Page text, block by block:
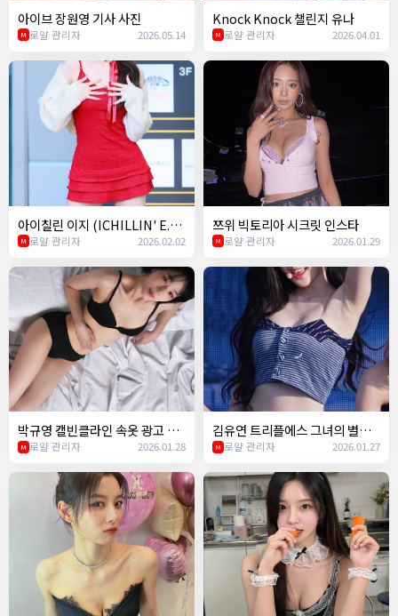
아이브 장원영 기사 사진
M 로얄 관리자 2026.05.14
Knock Knock 챌린지 유나
M 로얄 관리자 2026.04.01
아이칠린 이지 (ICHILLIN' E.JI)
- Easy (르세라핌) 챌린지
M 로얄 관리자 2026.02.02
쯔위 빅토리아 시크릿 인스타
M 로얄 관리자 2026.01.29
박규영 캘빈클라인 속옷 광고 ㄷ
ㄷ
M 로얄 관리자 2026.01.28
김유연 트리플에스 그녀의 별명
이 띨띨좌인 이유ㅋㅋ
M 로얄 관리자 2026.01.27